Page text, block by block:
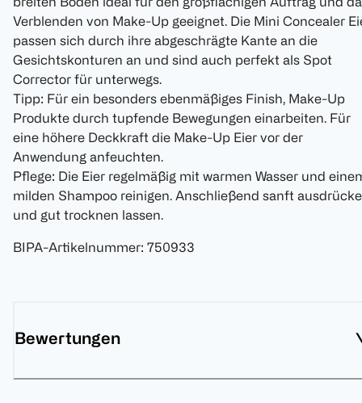
Verblenden von Make-Up geeignet. Die Mini Concealer
passen sich durch ihre abgeschrägte Kante an die
Gesichtskonturen an und sind auch perfekt als Spot
Corrector für unterwegs.
Tipp: Für ein besonders ebenmäßiges Finish, Make-Up
Produkte durch tupfende Bewegungen einarbeiten. Für
eine höhere Deckkraft die Make-Up Eier vor der
Anwendung anfeuchten.
Pflege: Die Eier regelmäßig mit warmen Wasser und
milden Shampoo reinigen. Anschließend sanft
und gut trocknen lassen.
BIPA-Artikelnummer: 750933
Bewertungen